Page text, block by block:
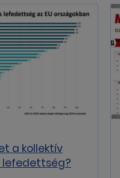
a kollektív
lefedettség?